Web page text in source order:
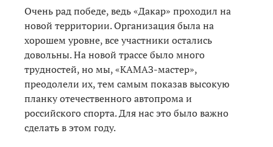
Очень рад победе, ведь «Дакар» проходил на
новой территории. Организация была на
хорошем уровне, все участники остались
довольны. На новой трассе было много
трудностей, но мы, «КАМАЗ-мастер»,
преодолели их, тем самым показав высокую
планку отечественного автопрома и
российского спорта. Для нас это было важно
сделать в этом году.